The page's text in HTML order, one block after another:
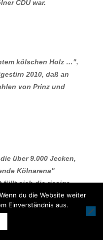
CDU war.
kölschen Holz …",
2010, daß an
von Prinz und
über 9.000 Jecken,
Kölnarena"
füllt sich die riesige
aus den Kölner
du die Website weiter
Einverständnis aus.